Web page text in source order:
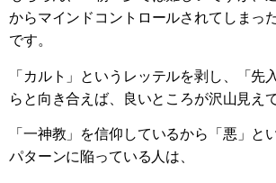
からマインドコントロールされてしまっ
です。
「カルト」というレッテルを剥し、「先
らと向き合えば、良いところが沢山見え
「一神教」を信仰しているから「悪」と
パターンに陥っている人は、